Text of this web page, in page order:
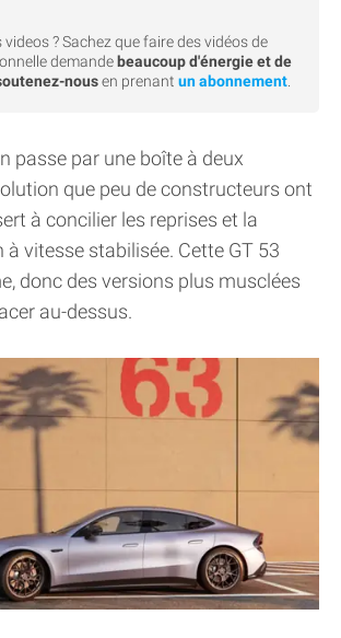
? Sachez que faire des vidéos de
demande beaucoup d'énergie et de
nousen prenant un abonnement
passe par une boîte à deux
que peu de constructeurs ont
à concilier les reprises et la
vitesse stabilisée. Cette GT 53
donc des versions plus musclées
au-dessus.